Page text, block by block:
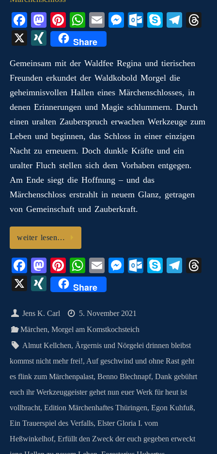
Fa
ce
bo
ok
M
as
to
do
n
Pi
nt
er
es
t
W
ha
ts
A
pp
E
m
ail
M
ng
er
O
ok
.c
o
m
S
Te
a
X
X
N
G
Share
Gemeinsam mit der Waldfee Regina und tierischen
Freunden erkundet der Waldkobold Morgel die
geheimnisvollen Hallen eines Märchenschlosses, in
denen Erinnerungen und Magie schlummern. Durch
einen uralten Zauberspruch erwachen Werkzeuge zum
Leben und beginnen, das Schloss in einer einzigen
Nacht zu erneuern. Doch dunkle Kräfte und ein
uralter Fluch stellen sich dem Vorhaben entgegen.
Am Ende siegt die Hoffnung – und das
Märchenschloss erstrahlt in neuem Glanz, getragen
von Gemeinschaft und Zauberkraft.
weiter lesen…
Fa
ce
bo
ok
M
as
to
do
n
Pi
nt
er
es
t
W
ha
ts
A
pp
E
m
ail
M
ng
er
O
o
m
S
Te
X
X
N
G
Share
Jens K. Carl
5. November 2021
Märchen,Morgel am Komstkochsteich
Almut Kellchen,Ärgernis und Nörgelei drinnen bleibst
kommst nicht mehr frei!, Auf geschwind und ohne Rast geht
es flink zum Märchenpalast, Benno Blechnapf, Dank gebührt
euch ihr Werkzeuggeister gehet nun euer Werk für heut ist
vollbracht, Edition Märchenhaftes Thüringen, Egon Kuhfuß,
Ein Trauerspiel des Verfalls, Elster Gloria I. vom
Heßwinkelhof, Erfüllt den Zweck der euch gegeben erweckt